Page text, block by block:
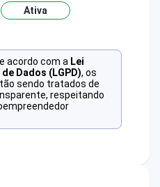
Ativa
acordo com a Lei
Dados (LGPD), os
sendo tratados de
respeitando